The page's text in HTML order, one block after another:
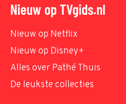
Nieuw op TVgids.nl
Nieuw op Netflix
Nieuw op Disney+
Alles over Pathé Thuis
De leukste collecties